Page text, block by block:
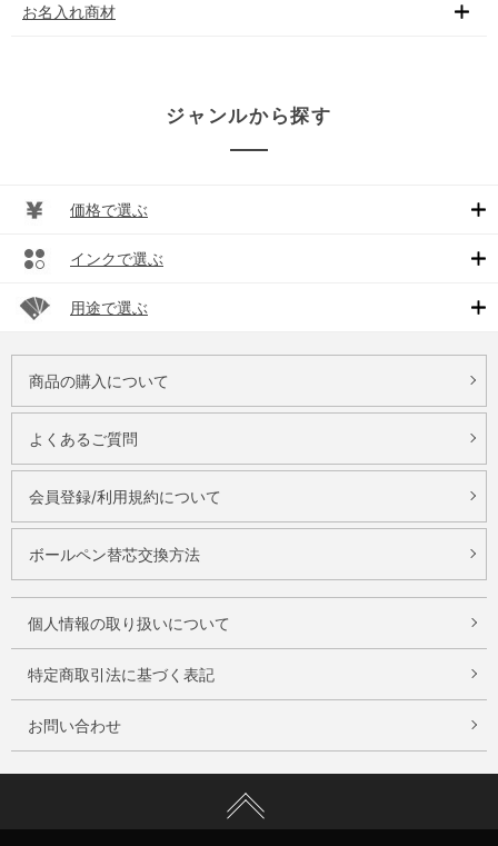
お名入れ商材
ジャンルから探す
価格で選ぶ
インクで選ぶ
用途で選ぶ
商品の購入について
よくあるご質問
会員登録/利用規約について
ボールペン替芯交換方法
個人情報の取り扱いについて
特定商取引法に基づく表記
お問い合わせ